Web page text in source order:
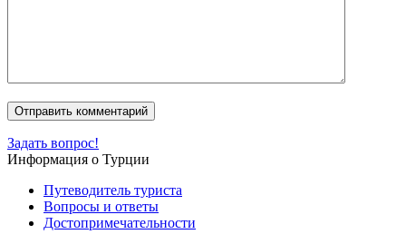
Задать вопрос!
Информация о Турции
Путеводитель туриста
Вопросы и ответы
Достопримечательности